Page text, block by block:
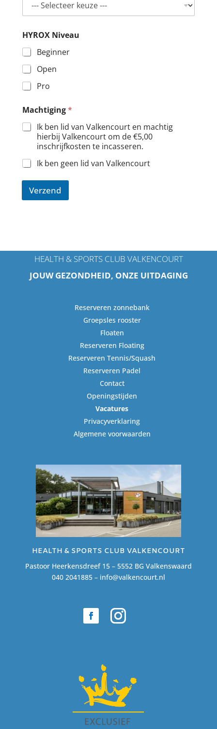
HYROX Niveau
Beginner
Open
Pro
*
*
Machtiging*
Ik ben lid van Valkencourt en machtig
hierbij Valkencourt om de €5,00
inschrijfkosten te incasseren.
Ik ben geen lid van Valkencourt
Verzend
HEALTH & SPORTS CLUB VALKENCOURT
JOUW GEZONDHEID, ONZE UITDAGING
Reserveren zonnebank
Groepsles rooster
Floaten
Reserveren Floating
Reserveren Tennis/Squash
Reserveren Padel
Contact
Openingstijden
Vacatures
Privacyverklaring
Algemene voorwaarden
HEALTH & SPORTS CLUB VALKENCOURT
Pastoor Heerkensdreef 15 – 5552 BG Valkenswaard
040 2041885 – info@valkencourt.nl